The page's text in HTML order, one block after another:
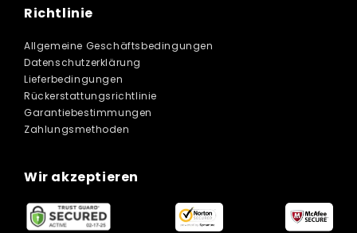
Richtlinie
Allgemeine Geschäftsbedingungen
Datenschutzerklärung
Lieferbedingungen
Rückerstattungsrichtlinie
Garantiebestimmungen
Zahlungsmethoden
Wir akzeptieren